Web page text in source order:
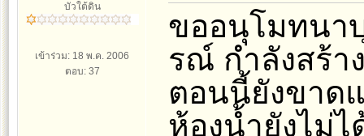
บัวใต้ดิน
เข้าร่วม: 18 พ.ค. 2006
ตอบ: 37
ขออนุโมทนา
รณ์ กำลังสร้า
ตอนนี้ยังขาด
ห้องน้ำยังไม่